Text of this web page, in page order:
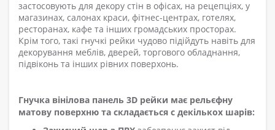
застосовують для декору стін в офісах, на рецепціях, у
магазинах, салонах краси, фітнес-центрах, готелях,
ресторанах, кафе та інших громадських просторах.
Крім того, такі гнучкі рейки чудово підійдуть навіть для
декорування меблів, дверей, торгового обладнання,
підвіконь та інших рівних поверхонь.
Гнучка вінілова панель 3D рейки має рельєфну
матову поверхню та складається с декількох шарів: